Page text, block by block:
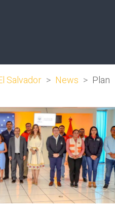
Salvador > News > Plan